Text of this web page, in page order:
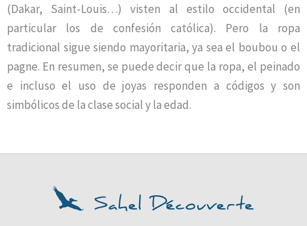
(Dakar, Saint-Louis…) visten al estilo occidental (en
particular los de confesión católica). Pero la ropa
tradicional sigue siendo mayoritaria, ya sea el boubou o el
pagne. En resumen, se puede decir que la ropa, el peinado
e incluso el uso de joyas responden a códigos y son
simbólicos de la clase social y la edad.